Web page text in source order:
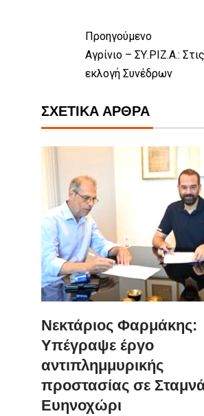
Προηγούμενο
Αγρίνιο – ΣΥ.ΡΙΖ.Α.:
εκλογή Συνέδρων
ΣΧΕΤΙΚΆ ΆΡΘΡΑ
Νεκτάριος Φαρμάκης:
Υπέγραψε έργο
αντιπλημμυρικής
προστασίας σε
Ευηνοχώρι